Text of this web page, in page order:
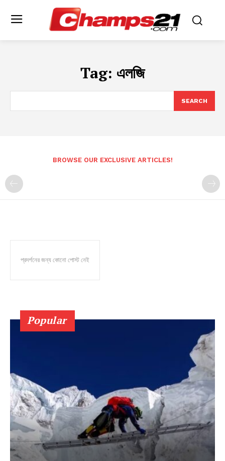
Tag: এলজি
SEARCH
BROWSE OUR EXCLUSIVE ARTICLES!
প্রদর্শনের জন্য কোনো পোস্ট নেই
Popular